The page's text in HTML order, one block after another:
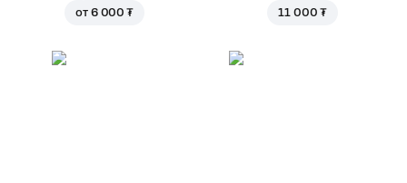
от 6 000 ₮ 11 000 ₮